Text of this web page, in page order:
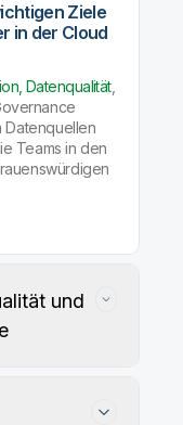
Ziele
in der Cloud
Datenqualität,
Datenquellen
Teams in den
und